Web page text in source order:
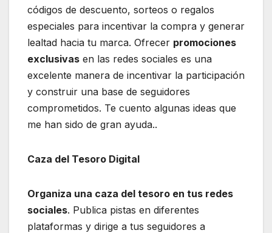
códigos de descuento, sorteos o regalos
especiales para incentivar la compra y generar
lealtad hacia tu marca. Ofrecer promociones
exclusivas en las redes sociales es una
excelente manera de incentivar la participación
y construir una base de seguidores
comprometidos. Te cuento algunas ideas que
me han sido de gran ayuda..
Caza del Tesoro Digital
Organiza una caza del tesoro en tus redes
sociales. Publica pistas en diferentes
plataformas y dirige a tus seguidores a